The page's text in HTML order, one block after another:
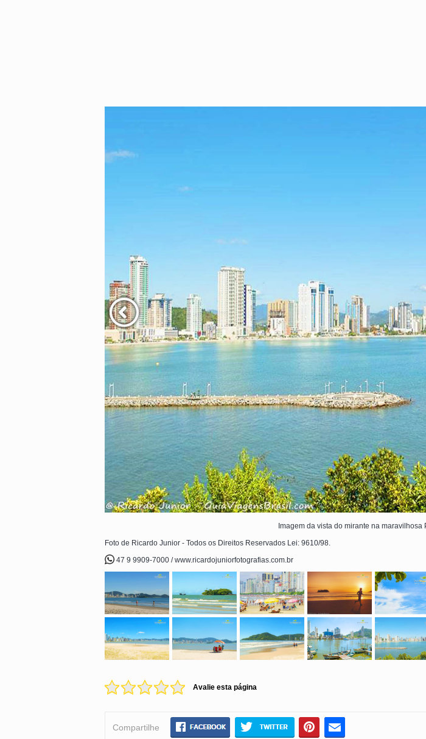
Imagem da vista do mirante na maravilhosa
Foto de Ricardo Junior - Todos os Direitos Reservados Lei: 9610/98.
47 9 9909-7000 / www.ricardojuniorfotografias.com.br
Avalie esta página
Compartilhe